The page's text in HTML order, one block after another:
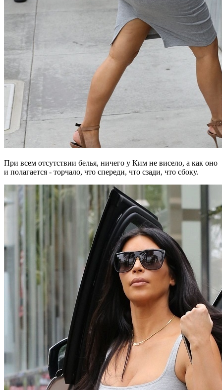
При всем отсутствии белья, ничего у Ким не висело, а как оно
и полагается - торчало, что спереди, что сзади, что сбоку.